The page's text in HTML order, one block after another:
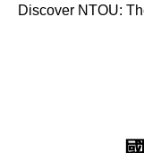
Discover NTOU: